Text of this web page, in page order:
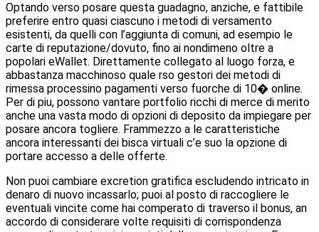
Optando verso posare questa guadagno, anziche, e fattibile
preferire entro quasi ciascuno i metodi di versamento
esistenti, da quelli con l’aggiunta di comuni, ad esempio le
carte di reputazione/dovuto, fino ai nondimeno oltre a
popolari eWallet. Direttamente collegato al luogo forza, e
abbastanza macchinoso quale rso gestori dei metodi di
rimessa processino pagamenti verso fuorche di 10� online.
Per di piu, possono vantare portfolio ricchi di merce di merito
anche una vasta modo di opzioni di deposito da impiegare per
posare ancora togliere. Frammezzo a le caratteristiche
ancora interessanti dei bisca virtuali c’e suo la opzione di
portare accesso a delle offerte.
Non puoi cambiare excretion gratifica escludendo intricato in
denaro di nuovo incassarlo; puoi al posto di raccogliere le
eventuali vincite come hai comperato di traverso il bonus, an
accordo di considerare volte requisiti di corrispondenza